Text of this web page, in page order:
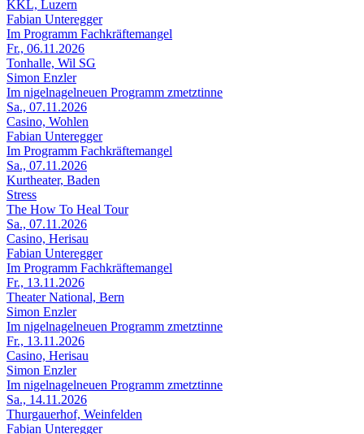
KKL, Luzern
Fabian Unteregger
Im Programm Fachkräftemangel
Fr., 06.11.2026
Tonhalle, Wil SG
Simon Enzler
Im nigelnagelneuen Programm zmetztinne
Sa., 07.11.2026
Casino, Wohlen
Fabian Unteregger
Im Programm Fachkräftemangel
Sa., 07.11.2026
Kurtheater, Baden
Stress
The How To Heal Tour
Sa., 07.11.2026
Casino, Herisau
Fabian Unteregger
Im Programm Fachkräftemangel
Fr., 13.11.2026
Theater National, Bern
Simon Enzler
Im nigelnagelneuen Programm zmetztinne
Fr., 13.11.2026
Casino, Herisau
Simon Enzler
Im nigelnagelneuen Programm zmetztinne
Sa., 14.11.2026
Thurgauerhof, Weinfelden
Fabian Unteregger